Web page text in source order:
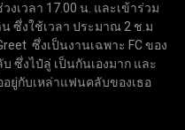
เวลา 17.00 น. และเข้าร่วม
น ซึ่งใช้เวลา ประมาณ 2 ช.ม
ซึ่งเป็นงานเฉพาะ FC ของ
ซึ่งไป๋ลู่ เป็นกันเองมาก และ
อยู่กับเหล่าแฟนคลับของเธอ